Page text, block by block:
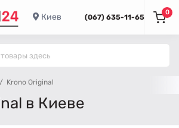
Киев (067) 635-11-65
0
Krono Original
в Киеве